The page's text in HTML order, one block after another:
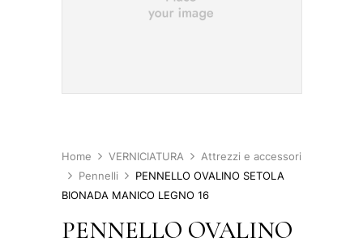
Home VERNICIATURA
Attrezzi e accessori
Pennelli
PENNELLO OVALINO SETOLA
BIONADA MANICO LEGNO 16
PENNELLO OVALINO